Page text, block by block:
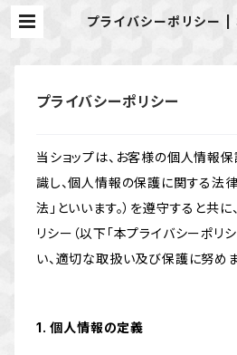
プライバシーポリシー |
プライバシーポリシー
当ショップは、お客様の個人情報
識し、個人情報の保護に関する法
法」といいます。）を遵守すると共
リシー（以下「本プライバシーポリシ
い、適切な取扱い及び保護に努めま
1. 個人情報の定義